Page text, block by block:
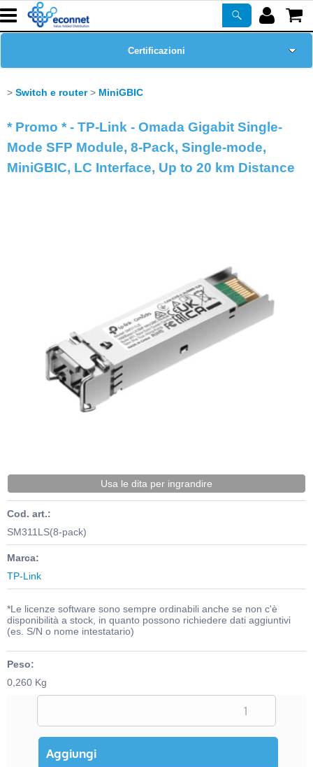
Chi siamo
Certificazioni
PROMO ATTIVE
Switch e router MiniGBIC
* Promo * - TP-Link - Omada Gigabit Single-
Mode SFP Module, 8-Pack, Single-mode,
MiniGBIC, LC Interface, Up to 20 km Distance
Usa le dita per ingrandire
Cod. art.:
SM311LS(8-pack)
Marca:
TP-Link
*Le licenze software sono sempre ordinabili anche se non c'è
disponibilità a stock, in quanto possono richiedere dati aggiuntivi
(es. S/N o nome intestatario)
Peso:
0,260 Kg